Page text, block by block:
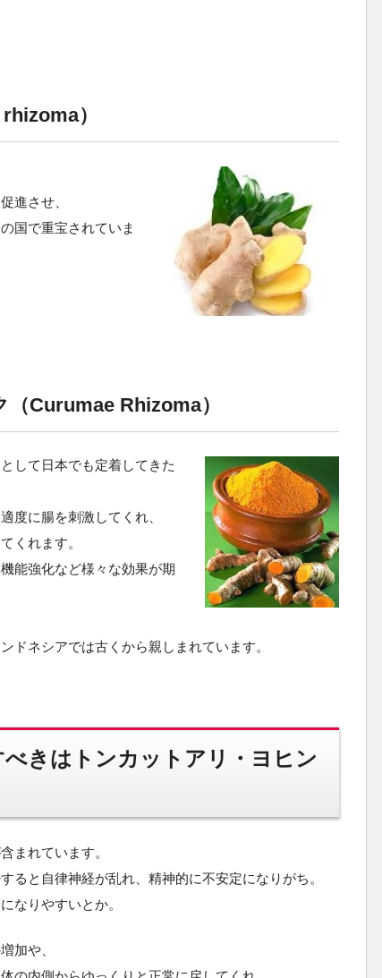
）
進させ、
国で重宝されていま
Curumae Rhizoma）
して日本でも定着してきた
度に腸を刺激してくれ、
くれます。
能強化など様々な効果が期
ドネシアでは古くから親しまれています。
きはトンカットアリ・ヨヒン
まれています。
ると自律神経が乱れ、精神的に不安定になりがち。
なりやすいとか。
加や、